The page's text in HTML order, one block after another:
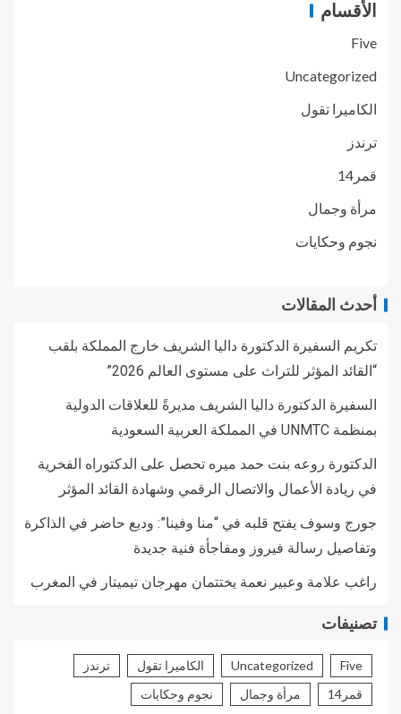
الأقسام
Five
Uncategorized
الكاميرا تقول
ترندز
قمر14
مرأة وجمال
نجوم وحكايات
أحدث المقالات
تكريم السفيرة الدكتورة داليا الشريف خارج المملكة بلقب
“القائد المؤثر للتراث على مستوى العالم 2026”
السفيرة الدكتورة داليا الشريف مديرةً للعلاقات الدولية
بمنظمة UNMTC في المملكة العربية السعودية
الدكتورة روعه بنت حمد ميره تحصل على الدكتوراه الفخرية
في ريادة الأعمال والاتصال الرقمي وشهادة القائد المؤثر
جورج وسوف يفتح قلبه في “منا وفينا”: وديع حاضر في الذاكرة
وتفاصيل رسالة فيروز ومفاجأة فنية جديدة
راغب علامة وعبير نعمة يختتمان مهرجان تيميتار في المغرب
تصنيفات
Five
Uncategorized الكاميرا تقول
ترندز
قمر14
مرأة وجمال نجوم وحكايات